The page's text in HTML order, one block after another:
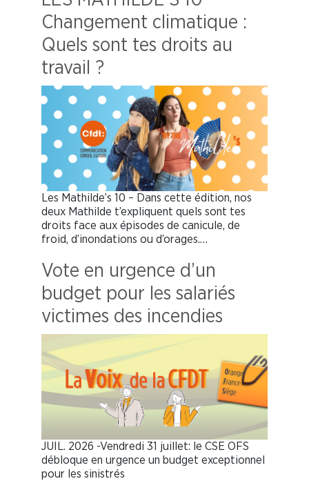
Changement climatique :
Quels sont tes droits au
travail ?
Les Mathilde’s 10 – Dans cette édition, nos
deux Mathilde t’expliquent quels sont tes
droits face aux épisodes de canicule, de
froid, d’inondations ou d’orages.…
Vote en urgence d’un
budget pour les salariés
victimes des incendies
JUIL. 2026 -Vendredi 31 juillet: le CSE OFS
débloque en urgence un budget exceptionnel
pour les sinistrés